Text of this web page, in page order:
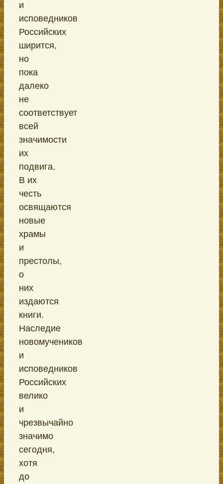
и
исповедников
Российских
ширится,
но
пока
далеко
не
соответствует
всей
значимости
их
подвига.
В их
честь
освящаются
новые
храмы
и
престолы,
о
них
издаются
книги.
Наследие
новомучеников
и
исповедников
Российских
велико
и
чрезвычайно
значимо
сегодня,
хотя
до